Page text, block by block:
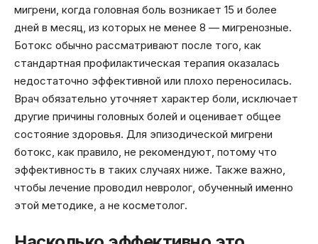
мигрени, когда головная боль возникает 15 и более
дней в месяц, из которых не менее 8 — мигренозные.
Ботокс обычно рассматривают после того, как
стандартная профилактическая терапия оказалась
недостаточно эффективной или плохо переносилась.
Врач обязательно уточняет характер боли, исключает
другие причины головных болей и оценивает общее
состояние здоровья. Для эпизодической мигрени
ботокс, как правило, не рекомендуют, потому что
эффективность в таких случаях ниже. Также важно,
чтобы лечение проводил невролог, обученный именно
этой методике, а не косметолог.